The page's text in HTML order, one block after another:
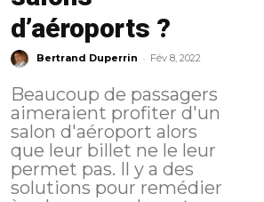
d’aéroports ?
Bertrand Duperrin - Fév 8, 2022
Beaucoup de passagers
aimeraient profiter d'un
salon d'aéroport alors
que leur billet ne le leur
permet pas. Il y a des
solutions pour remédier